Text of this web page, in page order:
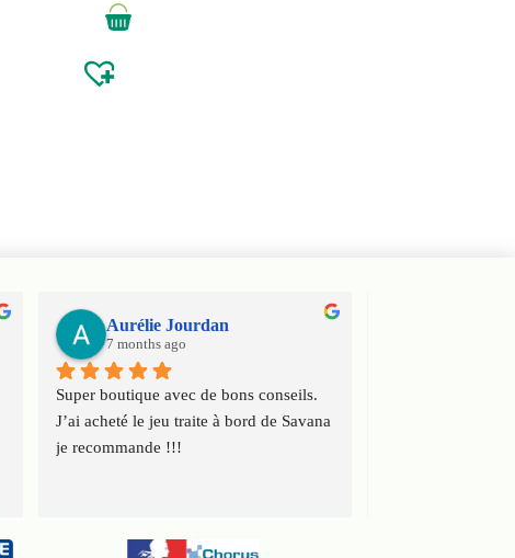
Aurélie Jourdan
7 months ago
Super boutique avec de bons conseils.
J’ai acheté le jeu traite à bord de Savana
je recommande !!!